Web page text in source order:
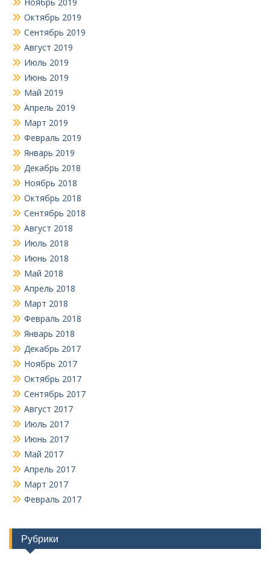
Октябрь 2019
Сентябрь 2019
Август 2019
Июль 2019
Июнь 2019
Май 2019
Апрель 2019
Март 2019
Февраль 2019
Январь 2019
Декабрь 2018
Ноябрь 2018
Октябрь 2018
Сентябрь 2018
Август 2018
Июль 2018
Июнь 2018
Май 2018
Апрель 2018
Март 2018
Февраль 2018
Январь 2018
Декабрь 2017
Ноябрь 2017
Октябрь 2017
Сентябрь 2017
Август 2017
Июль 2017
Июнь 2017
Май 2017
Апрель 2017
Март 2017
Февраль 2017
Рубрики